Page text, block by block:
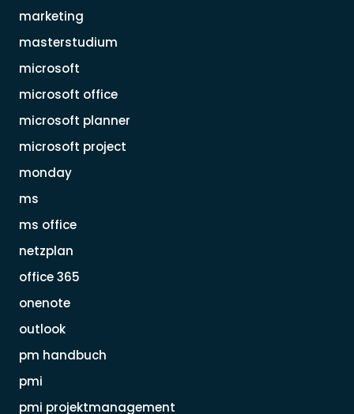
marketing
masterstudium
microsoft
microsoft office
microsoft planner
microsoft project
monday
ms
ms office
netzplan
office 365
onenote
outlook
pm handbuch
pmi
pmi projektmanagement